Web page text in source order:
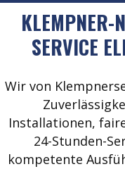
KLEMPNER-
SERVICE
Wir von
Installationen,
24-Stunden-
kompetente